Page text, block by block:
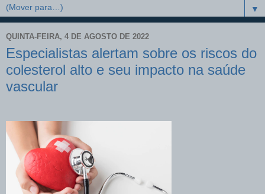
▼
QUINTA-FEIRA, 4 DE AGOSTO DE 2022
Especialistas alertam sobre os riscos do
colesterol alto e seu impacto na saúde
vascular